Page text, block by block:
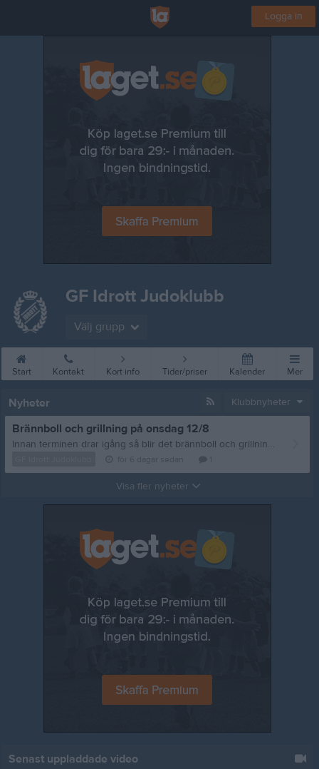
Logga in
GF Idrott Judoklubb
Välj grupp
Start Kontakt Kort info Tider/priser Kalender Mer
Nyheter Klubbnyheter
Brännboll och grillning på onsdag 12/8
Innan terminen drar igång så blir det brännboll och grillning, vi sammlas på onsdag 12/8 vid Storan 18:00. Frågor eller matpreferenser? Mejla: styrelsen@gfidrottjudoklubb.se /tränarna
Visa fler nyheter
Senast uppladdade video